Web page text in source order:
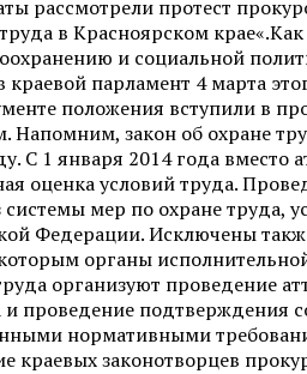
рассмотрели протест
в Красноярском
и социальной
краевой парламент 4 марта
положения вступили в
Напомним, закон об охране
С 1 января 2014 года вместо
оценка условий труда.
системы мер по охране труда,
Федерации. Исключены
органы
организуют проведение
проведение подтверждения
нормативными
краевых законотворцев